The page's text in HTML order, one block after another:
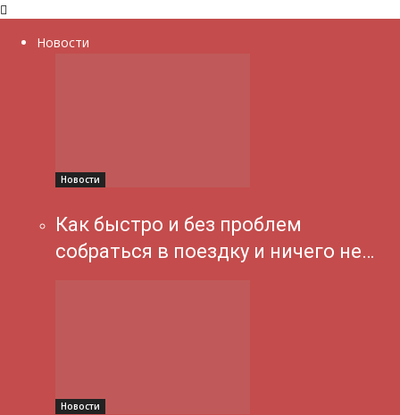
Новости
Новости
Как быстро и без проблем
собраться в поездку и ничего не…
Новости